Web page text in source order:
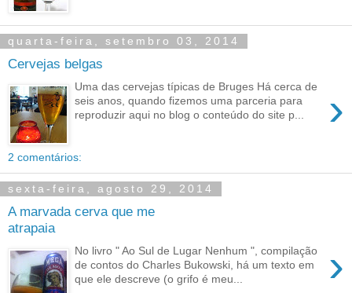
quarta-feira, setembro 03, 2014
Cervejas belgas
›
Uma das cervejas típicas de Bruges Há cerca de
seis anos, quando fizemos uma parceria para
reproduzir aqui no blog o conteúdo do site p...
2 comentários:
sexta-feira, agosto 29, 2014
A marvada cerva que me
atrapaia
›
No livro " Ao Sul de Lugar Nenhum ", compilação
de contos do Charles Bukowski, há um texto em
que ele descreve (o grifo é meu...